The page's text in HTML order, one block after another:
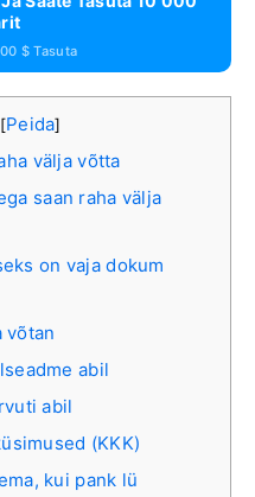
$ Tasuta
[Peida]
välja võtta
saan raha välja
on vaja dokum
võtan
abil
abil
(KKK)
kui pank lü